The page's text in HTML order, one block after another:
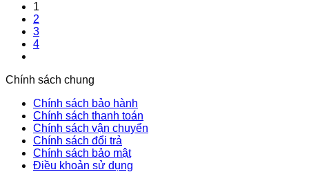
1
2
3
4
Chính sách chung
Chính sách bảo hành
Chính sách thanh toán
Chính sách vận chuyển
Chính sách đổi trả
Chính sách bảo mật
Điều khoản sử dụng